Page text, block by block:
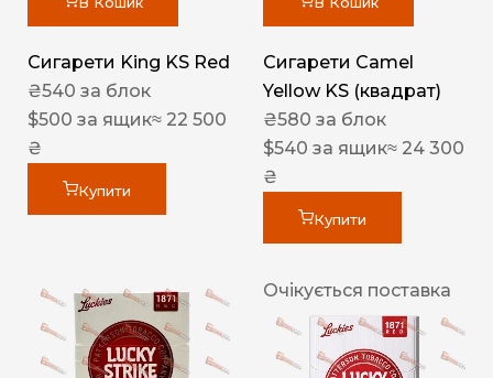
Сигарети King KS Red
₴540 за блок
$500 за ящик≈ 22 500
₴
Купити
Сигарети Camel
Yellow KS (квадрат)
₴580 за блок
$540 за ящик≈ 24 300
₴
Купити
Очікується поставка